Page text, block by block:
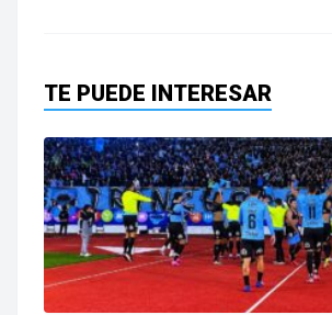
TE PUEDE INTERESAR